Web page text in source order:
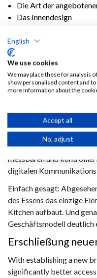
Die Art der
Das Innendesign
Die Qualität des Essens
Bei einer Dark Kitchen,
Komponenten des
vermittelt und erlebt.
Markenanpassung
eine neue Submarke zu
oder das Menü zu
messbaren und
digitalen
Einfach gesagt:
des Essens das einzige
Kitchen aufbaut. Und
Geschäftsmodell deutlich
Erschließung
With establishing a new
significantly better
English
We use cookies
We may place these for analysis
show personalised content and
more information about the
Accept all
No, adjust